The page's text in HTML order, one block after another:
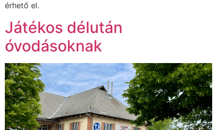
érhető el.
Játékos délután
óvodásoknak